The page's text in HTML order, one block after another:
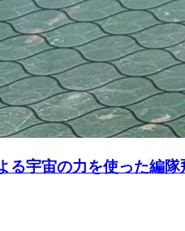
宇宙の力を使った編隊